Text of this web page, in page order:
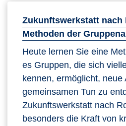
Zukunftswerkstatt nach
Methoden der
Heute lernen Sie eine
es Gruppen, die sich
kennen, ermöglicht, neue
gemeinsamen Tun zu
Zukunftswerkstatt nach
besonders die Kraft von